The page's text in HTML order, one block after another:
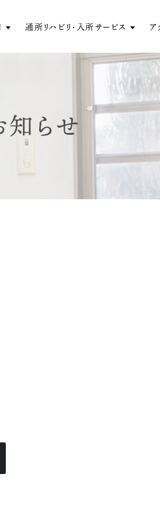
通所リハビリ・入所サービス ア
知らせ